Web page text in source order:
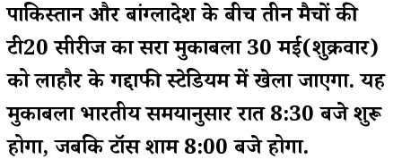
पाकिस्तान और बांग्लादेश के बीच तीन मैचों की
टी20 सीरीज का दूसरा मुकाबला 30 मई(शुक्रवार)
को लाहौर के गद्दाफी स्टेडियम में खेला जाएगा. यह
मुकाबला भारतीय समयानुसार रात 8:30 बजे शुरू
होगा, जबकि टॉस शाम 8:00 बजे होगा.